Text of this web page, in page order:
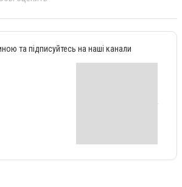
та підписуйтесь на наші канали